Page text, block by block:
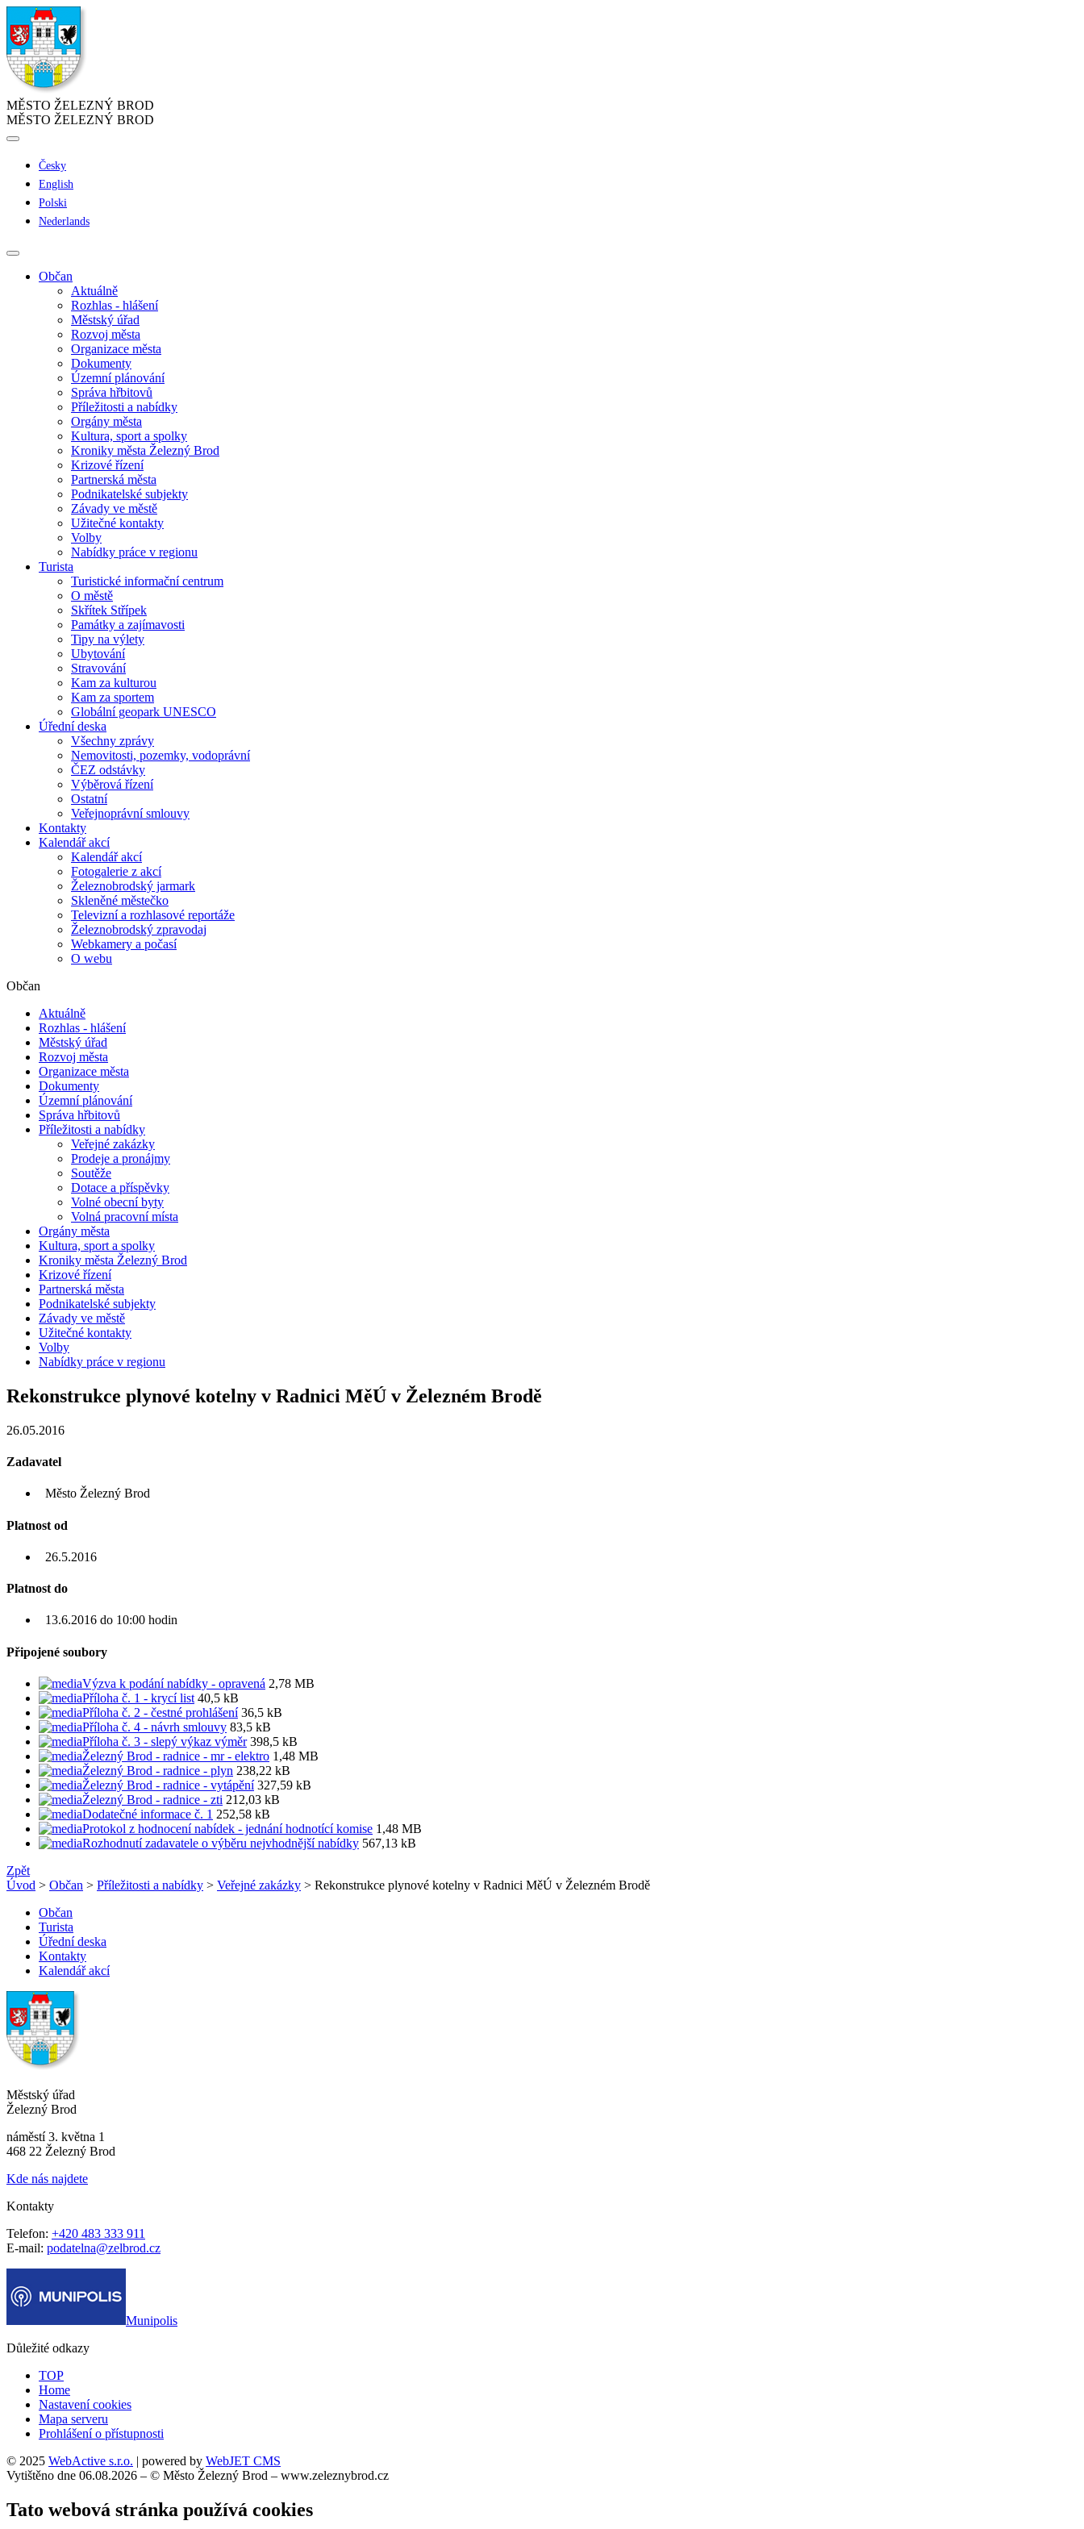
MĚSTO ŽELEZNÝ BROD
MĚSTO ŽELEZNÝ BROD
Česky
English
Polski
Nederlands
Občan
Aktuálně
Rozhlas - hlášení
Městský úřad
Rozvoj města
Organizace města
Dokumenty
Územní plánování
Správa hřbitovů
Příležitosti a nabídky
Orgány města
Kultura, sport a spolky
Kroniky města Železný Brod
Krizové řízení
Partnerská města
Podnikatelské subjekty
Závady ve městě
Užitečné kontakty
Volby
Nabídky práce v regionu
Turista
Turistické informační centrum
O městě
Skřítek Střípek
Památky a zajímavosti
Tipy na výlety
Ubytování
Stravování
Kam za kulturou
Kam za sportem
Globální geopark UNESCO
Úřední deska
Všechny zprávy
Nemovitosti, pozemky, vodoprávní
ČEZ odstávky
Výběrová řízení
Ostatní
Veřejnoprávní smlouvy
Kontakty
Kalendář akcí
Kalendář akcí
Fotogalerie z akcí
Železnobrodský jarmark
Skleněné městečko
Televizní a rozhlasové reportáže
Železnobrodský zpravodaj
Webkamery a počasí
O webu
Občan
Aktuálně
Rozhlas - hlášení
Městský úřad
Rozvoj města
Organizace města
Dokumenty
Územní plánování
Správa hřbitovů
Příležitosti a nabídky
Veřejné zakázky
Prodeje a pronájmy
Soutěže
Dotace a příspěvky
Volné obecní byty
Volná pracovní místa
Orgány města
Kultura, sport a spolky
Kroniky města Železný Brod
Krizové řízení
Partnerská města
Podnikatelské subjekty
Závady ve městě
Užitečné kontakty
Volby
Nabídky práce v regionu
Rekonstrukce plynové kotelny v Radnici MěÚ v Železném Brodě
26.05.2016
Zadavatel
Město Železný Brod
Platnost od
26.5.2016
Platnost do
13.6.2016 do 10:00 hodin
Připojené soubory
Výzva k podání nabídky - opravená 2,78 MB
Příloha č. 1 - krycí list 40,5 kB
Příloha č. 2 - čestné prohlášení36,5 kB
Příloha č. 4 - návrh smlouvy 83,5 kB
Příloha č. 3 - slepý výkaz výměr398,5 kB
Železný Brod - radnice - mr - elektro 1,48 MB
Železný Brod - radnice - plyn 238,22 kB
Železný Brod - radnice - vytápění327,59 kB
Železný Brod - radnice - zti 212,03 kB
Dodatečné informace č. 1 252,58 kB
Protokol z hodnocení nabídek - jednání hodnotící komise 1,48 MB
Rozhodnutí zadavatele o výběru nejvhodnější nabídky 567,13 kB
Zpět
Úvod > Občan > Příležitosti a nabídky > Veřejné zakázky > Rekonstrukce plynové kotelny v Radnici MěÚ v Železném Brodě
Občan
Turista
Úřední deska
Kontakty
Kalendář akcí
Městský úřad
Železný Brod
náměstí 3. května 1
468 22 Železný Brod
Kde nás najdete
Kontakty
Telefon: +420 483 333 911
E-mail: podatelna@zelbrod.cz
Munipolis
Důležité odkazy
TOP
Home
Nastavení cookies
Mapa serveru
Prohlášení o přístupnosti
© 2025 WebActive s.r.o. | powered by WebJET CMS
Vytištěno dne 06.08.2026 – © Město Železný Brod – www.zeleznybrod.cz
Tato webová stránka používá cookies